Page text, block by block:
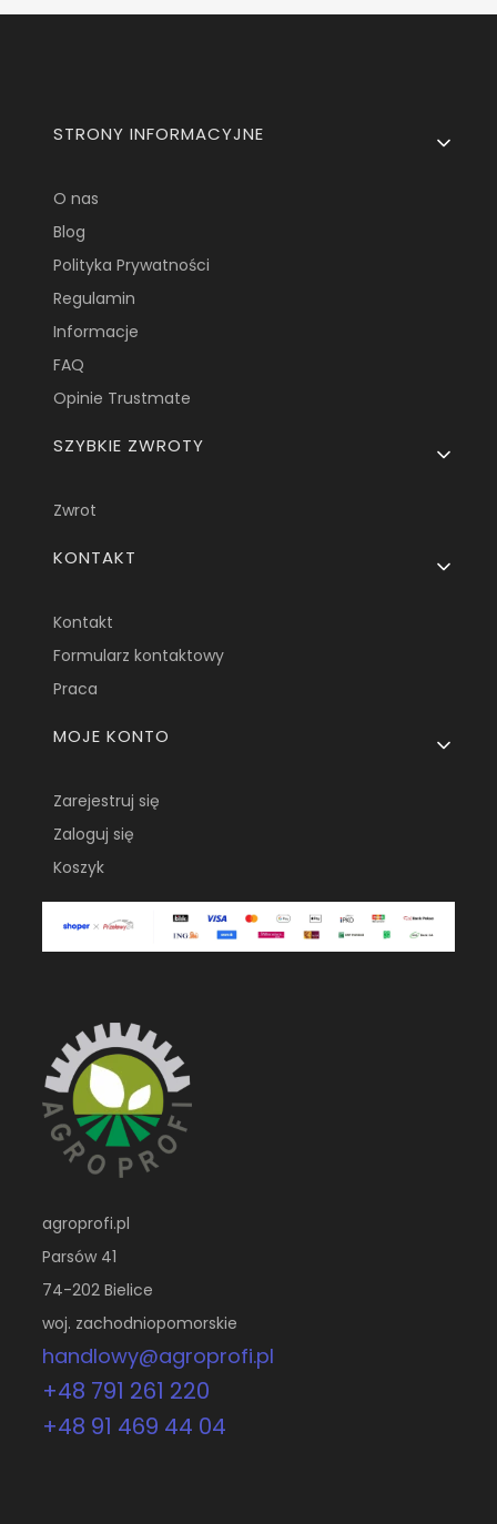
Linki w stopce
STRONY INFORMACYJNE
O nas
Blog
Polityka Prywatności
Regulamin
Informacje
FAQ
Opinie Trustmate
SZYBKIE ZWROTY
Zwrot
KONTAKT
Kontakt
Formularz kontaktowy
Praca
MOJE KONTO
Zarejestruj się
Zaloguj się
Koszyk
agroprofi.pl
Parsów 41
74-202 Bielice
woj. zachodniopomorskie
handlowy@agroprofi.pl
+48 791 261 220
+48 91 469 44 04